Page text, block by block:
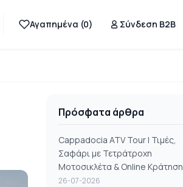
Αγαπημένα (0) Σύνδεση B2B
Πρόσφατα άρθρα
Cappadocia ATV Tour | Τιμές,
Σαφάρι με Τετράτροχη
Μοτοσικλέτα & Online Κράτηση
26-07-2026